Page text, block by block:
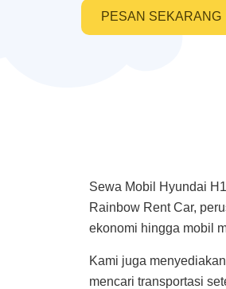
PESAN SEKARANG
Sewa Mobil Hyundai
Rainbow Rent Car,
ekonomi hingga mobil
Kami juga
mencari transportasi